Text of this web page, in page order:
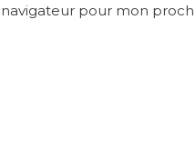
pour mon